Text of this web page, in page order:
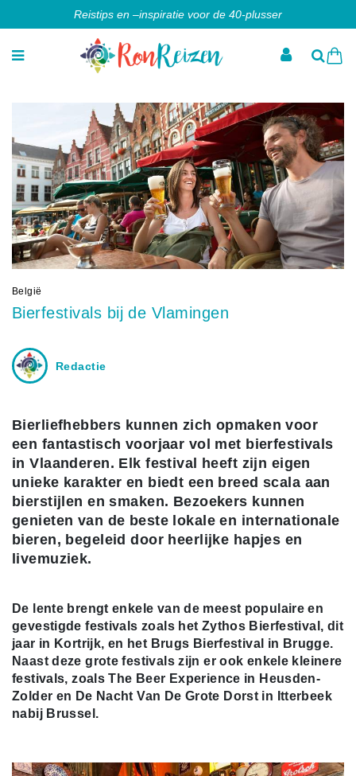
Reistips en –inspiratie voor de 40-plusser
België
Bierfestivals bij de Vlamingen
Redactie
Bierliefhebbers kunnen zich opmaken voor
een fantastisch voorjaar vol met bierfestivals
in Vlaanderen. Elk festival heeft zijn eigen
unieke karakter en biedt een breed scala aan
bierstijlen en smaken. Bezoekers kunnen
genieten van de beste lokale en internationale
bieren, begeleid door heerlijke hapjes en
livemuziek.
De lente brengt enkele van de meest populaire en
gevestigde festivals zoals het Zythos Bierfestival, dit
jaar in Kortrijk, en het Brugs Bierfestival in Brugge.
Naast deze grote festivals zijn er ook enkele kleinere
festivals, zoals The Beer Experience in Heusden-
Zolder en De Nacht Van De Grote Dorst in Itterbeek
nabij Brussel.